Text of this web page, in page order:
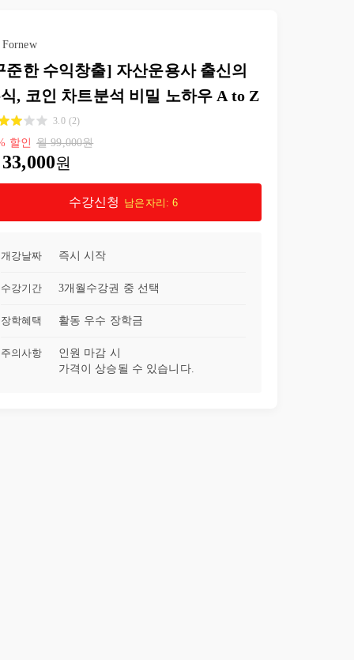
24강 5-1 거래량의 모든 것
25강 5-2 VPVR
26강
27강 5-4 Naked POC
Fornew
준한 수익창출] 자산운용사 출신의
, 코인 차트분석 비밀 노하우 A to Z
3.0 (2)
할인 월99,000원
33,000원
수강신청 남은자리: 6
개강날짜 즉시 시작
수강기간 3개월 수강권 중 선택
장학혜택 활동 우수 장학금
주의사항
인원 마감 시
가격이 상승될 수 있습니다.